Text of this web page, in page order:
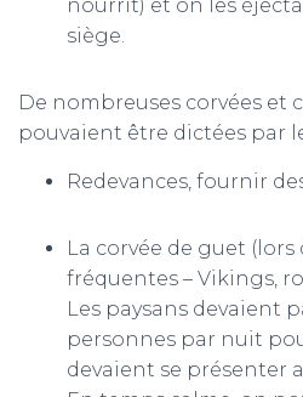
nourrit) et on les
siège.
De nombreuses corvées
pouvaient être dictées par
Redevances, fournir
La corvée de guet (lors
fréquentes – Vikings,
Les paysans devaient
personnes par nuit
devaient se présenter